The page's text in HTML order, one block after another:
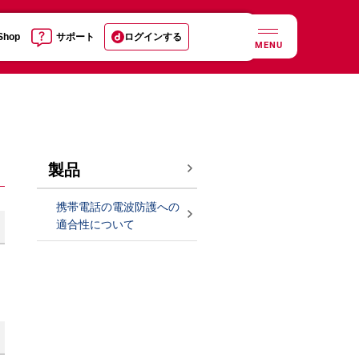
サポート ログインする
MENU
製品
携帯電話の電波防護への
適合性について